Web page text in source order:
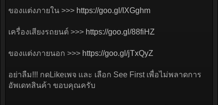
ของแต่งภายใน >>> https://goo.gl/IXGghm
เครื่องเสียงรถยนต์ >>> https://goo.gl/88fiHZ
ของแต่งภายนอก >>> https://goo.gl/jTxQyZ
อย่าลืม!!! กดLikeเพจ และ เลือก See First เพื่อไม่พลาดการ
อัพเดทสินค้า ขอบคุณครับ